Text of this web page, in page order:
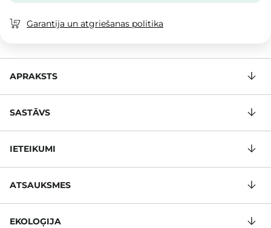
Garantija un atgriešanas politika
APRAKSTS
SASTĀVS
IETEIKUMI
ATSAUKSMES
EKOLOĢIJA